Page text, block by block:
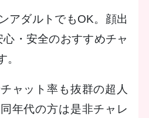
アダルトでもOK。顔出
・安全のおすすめチャ
。
ャット率も抜群の超人
年代の方は是非チャレ